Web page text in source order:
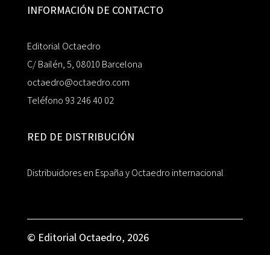
INFORMACIÓN DE CONTACTO
Editorial Octaedro
C/ Bailén, 5, 08010 Barcelona
octaedro@octaedro.com
Teléfono 93 246 40 02
RED DE DISTRIBUCIÓN
Distribuidores en España y Octaedro internacional
© Editorial Octaedro, 2026